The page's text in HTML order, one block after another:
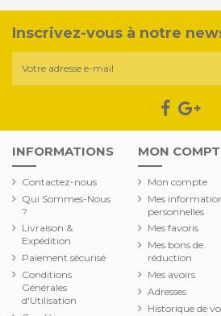
Inscrivez-vous à notre
INFORMATIONS
Contactez-nous
Qui Sommes-Nous
?
Livraison &
Expédition
Paiement sécurisé
Conditions
Générales
d'Utilisation
MON
Mon compte
Mes
personnelles
Mes favoris
Mes bons de
réduction
Mes avoirs
Adresses
Historique de